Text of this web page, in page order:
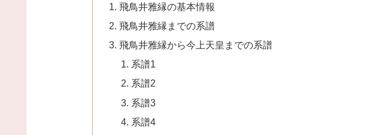
飛鳥井雅縁の基本情報
飛鳥井雅縁までの系譜
飛鳥井雅縁から今上天皇までの系譜
系譜1
系譜2
系譜3
系譜4